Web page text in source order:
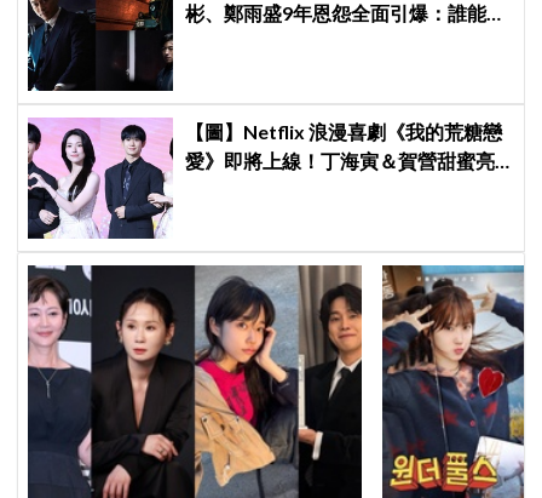
彬、鄭雨盛9年恩怨全面引爆：誰能活
【圖】Netflix 浪漫喜劇《我的荒糖戀
愛》即將上線！丁海寅＆賀營甜蜜亮